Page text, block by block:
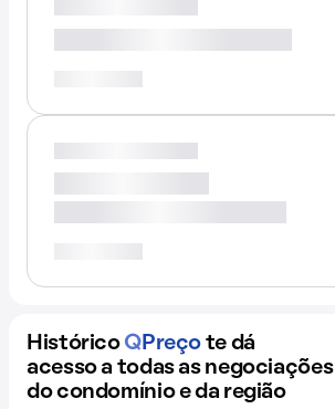
Histórico QPreço te dá
acesso a todas as negociações
do condomínio e da região